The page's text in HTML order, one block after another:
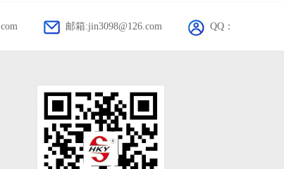
邮箱:jin3098@126.com QQ：